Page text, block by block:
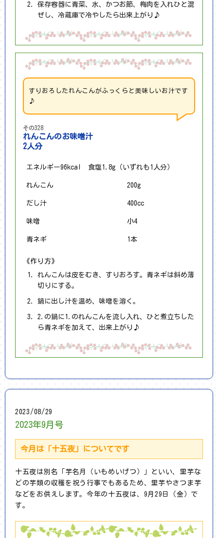
保存容器に青菜、水、かつお節、梅肉を入れひと混
ぜし、冷蔵庫で冷やしたら出来上がり♪
すりおろしたれんこんがふっくらと美味しいお汁です
♪
その328
れんこんのお味噌汁
2人分
エネルギー96kcal 食塩1.8g（いずれも1人分）
れんこん 200g
だし汁 400cc
味噌 小4
青ネギ 1本
《作り方》
れんこんは皮をむき、すりおろす。青ネギは斜め薄
切りにする。
鍋に出し汁を温め、味噌を溶く。
2.の鍋に1.のれんこんを流し入れ、ひと煮立ちした
ら青ネギを加えて、出来上がり♪
2023/08/29
2023年9月号
今月は「十五夜」についてです
十五夜は別名「芋名月（いもめいげつ）」といい、里芋な
どの芋類の収穫を祝う行事でもあるため、里芋やさつま芋
などをお供えします。今年の十五夜は、9月29日（金）で
す。